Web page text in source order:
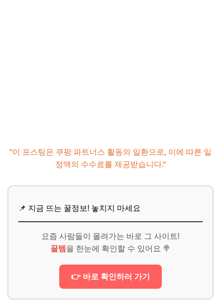
"이 포스팅은 쿠팡 파트너스 활동의 일환으로, 이에 따른 일
정액의 수수료를 제공받습니다."
📌 지금 뜨는 꿀정보! 놓치지 마세요
요즘 사람들이 몰려가는 바로 그 사이트!
꿀템 을 한눈에 확인할 수 있어요 🍭
👉 바로 확인하러 가기